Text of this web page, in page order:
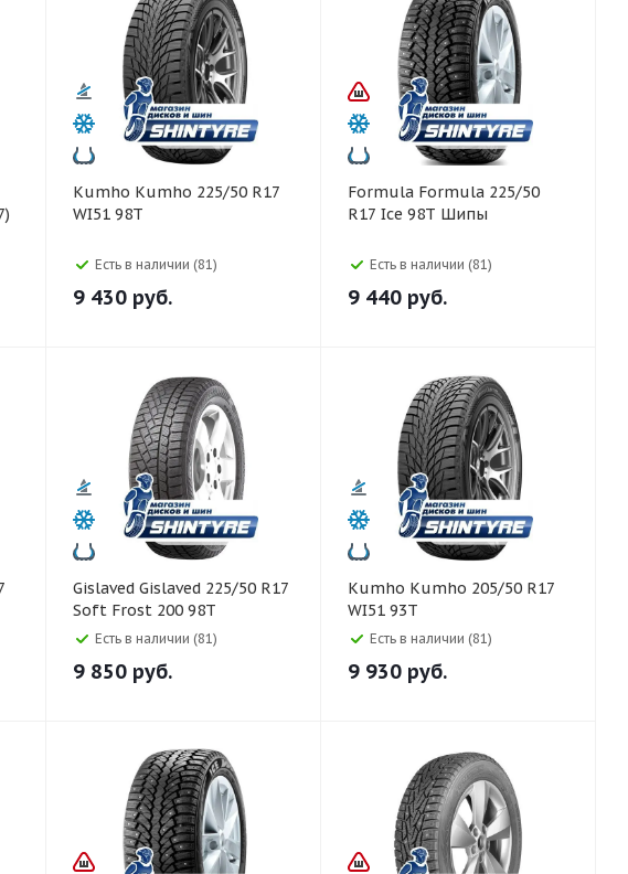
Kumho Kumho 225/50 R17
WI51 98T
Есть в наличии (81)
9 430 руб.
Formula Formula 225/50
R17 Ice 98T Шипы
Есть в наличии (81)
9 440 руб.
Gislaved Gislaved 225/50 R17
Soft Frost 200 98T
Есть в наличии (81)
9 850 руб.
Kumho Kumho 205/50 R17
WI51 93T
Есть в наличии (81)
9 930 руб.